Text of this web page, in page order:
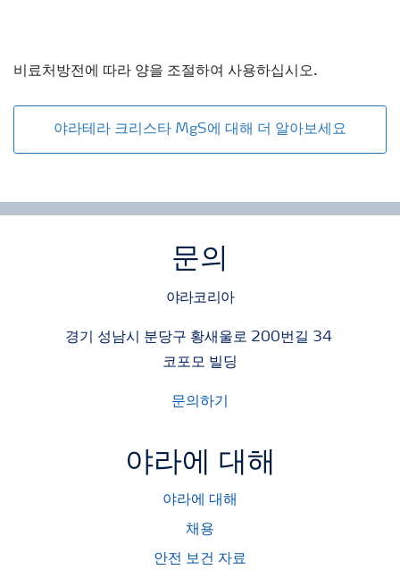
비료처방전에 따라 양을 조절하여 사용하십시오.
야라테라 크리스타 MgS에 대해 더 알아보세요
문의
야라코리아
경기 성남시 분당구 황새울로 200번길 34
코포모 빌딩
문의하기
야라에 대해
야라에 대해
채용
안전 보건 자료